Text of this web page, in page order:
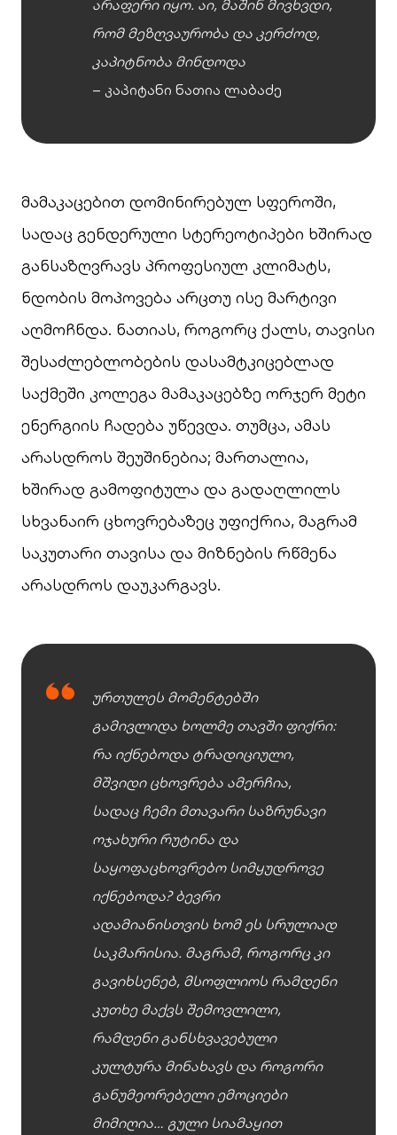
არაფერი იყო. აი, მაშინ მივხვდი,
რომ მეზღვაურობა და კერძოდ,
კაპიტნობა მინდოდა
– კაპიტანი ნათია ლაბაძე
მამაკაცებით დომინირებულ სფეროში,
სადაც გენდერული სტერეოტიპები ხშირად
განსაზღვრავს პროფესიულ კლიმატს,
ნდობის მოპოვება არცთუ ისე მარტივი
აღმოჩნდა. ნათიას, როგორც ქალს, თავისი
შესაძლებლობების დასამტკიცებლად
საქმეში კოლეგა მამაკაცებზე ორჯერ მეტი
ენერგიის ჩადება უწევდა. თუმცა, ამას
არასდროს შეუშინებია; მართალია,
ხშირად გამოფიტულა და გადაღლილს
სხვანაირ ცხოვრებაზეც უფიქრია, მაგრამ
საკუთარი თავისა და მიზნების რწმენა
არასდროს დაუკარგავს.
ურთულეს მომენტებში
გამივლიდა ხოლმე თავში ფიქრი:
რა იქნებოდა ტრადიციული,
მშვიდი ცხოვრება ამერჩია,
სადაც ჩემი მთავარი საზრუნავი
ოჯახური რუტინა და
საყოფაცხოვრებო სიმყუდროვე
იქნებოდა? ბევრი
ადამიანისთვის ხომ ეს სრულიად
საკმარისია. მაგრამ, როგორც კი
გავიხსენებ, მსოფლიოს რამდენი
კუთხე მაქვს შემოვლილი,
რამდენი განსხვავებული
კულტურა მინახავს და როგორი
განუმეორებელი ემოციები
მიმიღია… გული სიამაყით